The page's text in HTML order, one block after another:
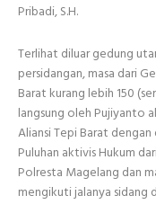
Pribadi, S.H.
Terlihat diluar gedung
persidangan, masa dari
Barat kurang lebih 150
langsung oleh Pujiyanto
Aliansi Tepi Barat
Puluhan aktivis Hukum
Polresta Magelang dan
mengikuti jalanya sidang